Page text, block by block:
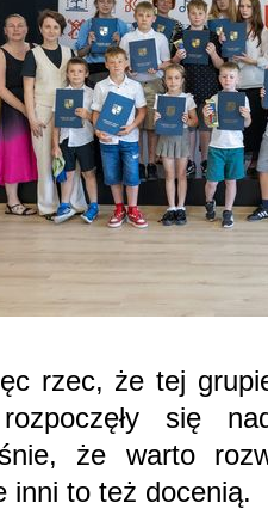
rzec, że tej
się
że warto
inni to też docenią.